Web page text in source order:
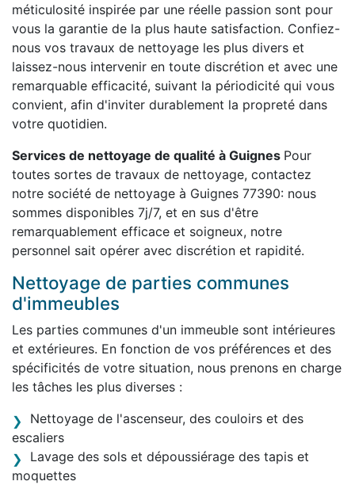
méticulosité inspirée par une réelle passion sont pour
vous la garantie de la plus haute satisfaction. Confiez-
nous vos travaux de nettoyage les plus divers et
laissez-nous intervenir en toute discrétion et avec une
remarquable efficacité, suivant la périodicité qui vous
convient, afin d'inviter durablement la propreté dans
votre quotidien.
Services de nettoyage de qualité à Guignes Pour
toutes sortes de travaux de nettoyage, contactez
notre société de nettoyage à Guignes 77390: nous
sommes disponibles 7j/7, et en sus d'être
remarquablement efficace et soigneux, notre
personnel sait opérer avec discrétion et rapidité.
Nettoyage de parties communes
d'immeubles
Les parties communes d'un immeuble sont intérieures
et extérieures. En fonction de vos préférences et des
spécificités de votre situation, nous prenons en charge
les tâches les plus diverses :
Nettoyage de l'ascenseur, des couloirs et des
escaliers
Lavage des sols et dépoussiérage des tapis et
moquettes